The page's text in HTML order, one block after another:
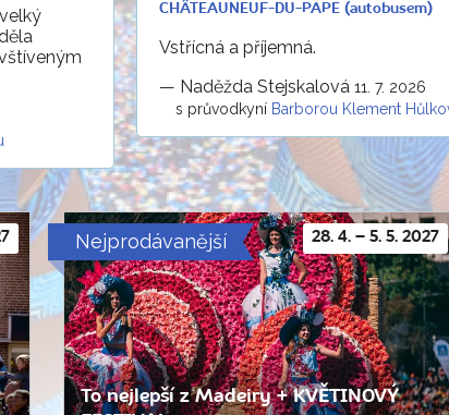
CHÂTEAUNEUF-DU-PAPE (autobusem)
Vstřícná a příjemná.
— Naděžda Stejskalová 11. 7. 2026
s průvodkyní Barborou Klement
28. 4. – 5. 5. 2027
Nejprodávanější
To nejlepší z Madeiry + KVĚTINOVÝ